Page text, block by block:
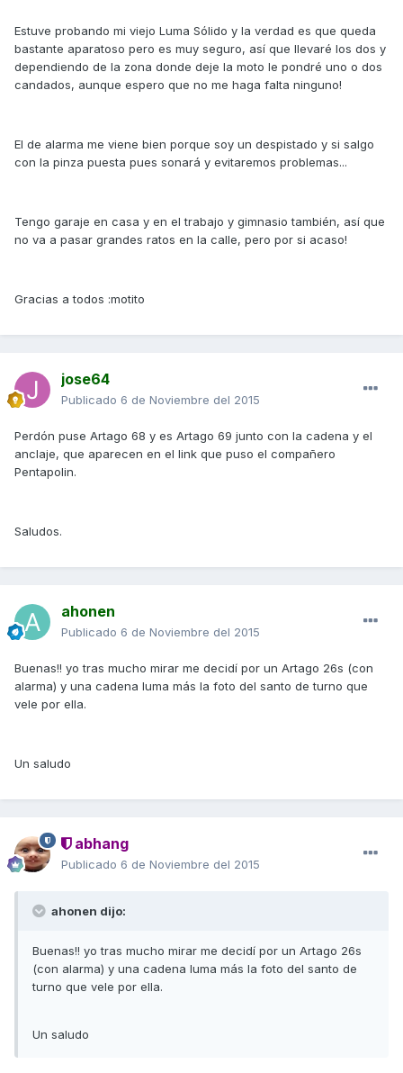
Estuve probando mi viejo Luma Sólido y la verdad es que queda
bastante aparatoso pero es muy seguro, así que llevaré los dos y
dependiendo de la zona donde deje la moto le pondré uno o dos
candados, aunque espero que no me haga falta ninguno!
El de alarma me viene bien porque soy un despistado y si salgo
con la pinza puesta pues sonará y evitaremos problemas...
Tengo garaje en casa y en el trabajo y gimnasio también, así que
no va a pasar grandes ratos en la calle, pero por si acaso!
Gracias a todos :motito
jose64
Publicado 6 de Noviembre del 2015
Perdón puse Artago 68 y es Artago 69 junto con la cadena y el
anclaje, que aparecen en el link que puso el compañero
Pentapolin.
Saludos.
ahonen
Publicado 6 de Noviembre del 2015
Buenas!! yo tras mucho mirar me decidí por un Artago 26s (con
alarma) y una cadena luma más la foto del santo de turno que
vele por ella.
Un saludo
abhang
Publicado 6 de Noviembre del 2015
ahonen dijo:
Buenas!! yo tras mucho mirar me decidí por un Artago 26s
(con alarma) y una cadena luma más la foto del santo de
turno que vele por ella.
Un saludo